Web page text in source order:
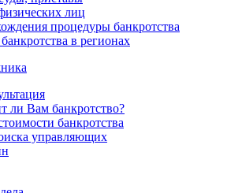
лиц
процедуры банкротства
в регионах
ли Вам банкротство?
банкротства
управляющих